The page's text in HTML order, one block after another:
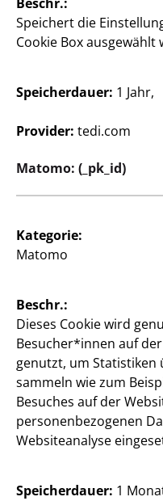
Filiale ändern
Unternehmen
Expansion
Qualität
Nachhaltigkeit
Presse
Kontakt
Kunden
Speichert die
Cookie Box ausgewählt
Speicherdauer: 1 Jahr,
Provider: tedi.com
Matomo: (_pk_id)
Kategorie:
Matomo
Beschr.:
Dieses Cookie wird
Besucher*innen auf
genutzt, um Statistiken
sammeln wie zum
Besuches auf der
personenbezogenen
Websiteanalyse
Speicherdauer: 1